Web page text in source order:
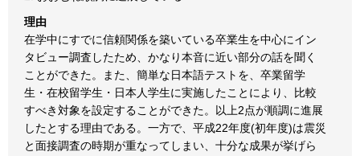
理由
在学中にすでに信頼関係を築いている卒業生を中心にイン
タビュー調査したため、かなり本音に近い部分の話を聞く
ことができた。また、簡単な日本語テストを、卒業留学
生・在校留学生・日本人学生に実施したことにより、比較
すべき対象を設定することができた。以上2点が順調に進展
したとする理由である。一方で、平成22年度(初年度)は震災
と面接調査の時期が重なってしまい、十分な成果が挙げら